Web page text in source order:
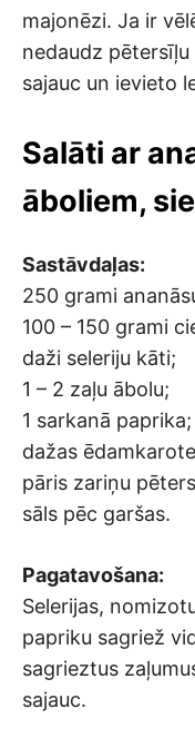
majonēzi. Ja ir
nedaudz
sajauc un ievieto
Salāti ar
āboliem,
Sastāvdaļas:
250 grami
100 – 150 grami
daži seleriju kāti;
1 – 2 zaļu ābolu;
1 sarkanā paprika;
dažas
pāris zariņu
sāls pēc garšas.
Pagatavošana:
Selerijas,
papriku sagriež
sagrieztus
sajauc.